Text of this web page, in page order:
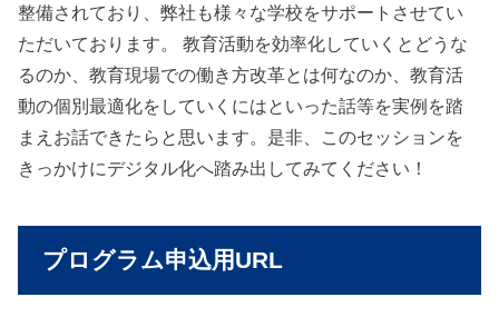
整備されており、弊社も様々な学校をサポートさせてい
ただいております。 教育活動を効率化していくとどうな
るのか、教育現場での働き方改革とは何なのか、教育活
動の個別最適化をしていくにはといった話等を実例を踏
まえお話できたらと思います。是非、このセッションを
きっかけにデジタル化へ踏み出してみてください！
プログラム申込用URL